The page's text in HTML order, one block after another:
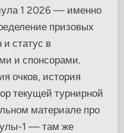
1 2026 — именно
призовых
статус в
и спонсорами.
очков, история
текущей турнирной
материале про
1 — там же